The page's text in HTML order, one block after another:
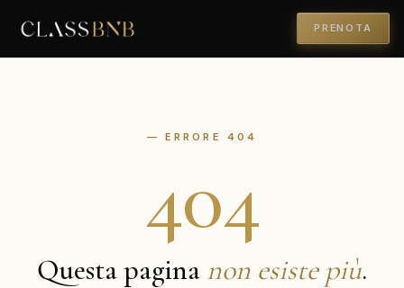
PRENOTA
— ERRORE 404
404
Questa pagina non esiste più.